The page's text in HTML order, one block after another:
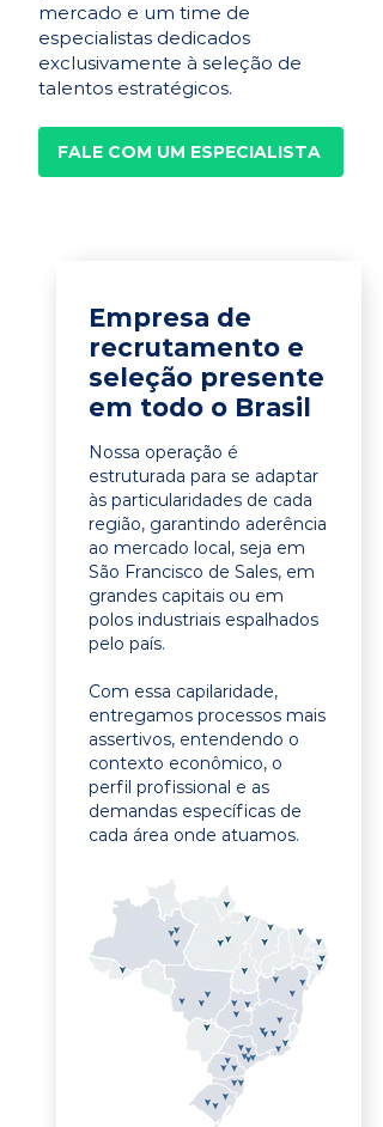
mercado e um time de
especialistas dedicados
exclusivamente à seleção de
talentos estratégicos.
FALE COM UM ESPECIALISTA
Empresa de
recrutamento e
seleção presente
em todo o Brasil
Nossa operação é
estruturada para se adaptar
às particularidades de cada
região, garantindo aderência
ao mercado local, seja em
São Francisco de Sales, em
grandes capitais ou em
polos industriais espalhados
pelo país.
Com essa capilaridade,
entregamos processos mais
assertivos, entendendo o
contexto econômico, o
perfil profissional e as
demandas específicas de
cada área onde atuamos.